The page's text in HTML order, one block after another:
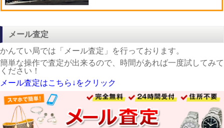
メール査定
かんてい局では「メール査定」を行っております。
簡単な操作で査定が出来るので、時間があれば一度試してみて
ください！
メール査定はこちら↓をクリック